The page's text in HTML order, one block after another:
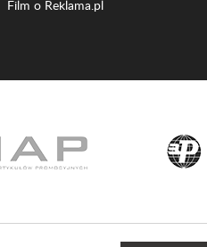
Film o Reklama.pl